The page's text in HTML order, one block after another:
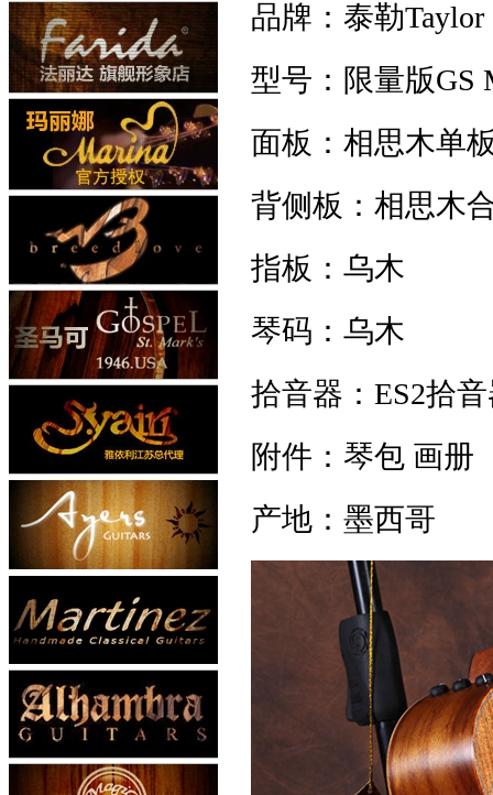
品牌：泰勒Taylor
型号：限量版GS
面板：相思木单
背侧板：相思木
指板：乌木
琴码：乌木
拾音器：ES2拾
附件：琴包 画册
产地：墨西哥